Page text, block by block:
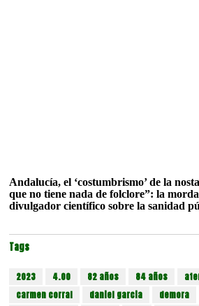
Andalucía, el ‘costumbrismo’ de la
que no tiene nada de folclore”: la
divulgador científico sobre la sanidad
Tags
2023 4.00 82 años 84 años
carmen corral
daniel garcia demora